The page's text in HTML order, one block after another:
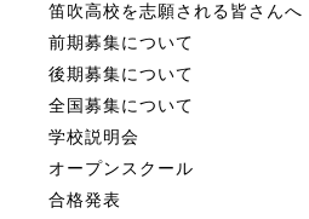
笛吹高校を志願される皆さんへ
前期募集について
後期募集について
全国募集について
学校説明会
オープンスクール
合格発表